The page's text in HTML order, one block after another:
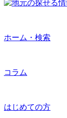
ホーム・検索
コラム
はじめての方